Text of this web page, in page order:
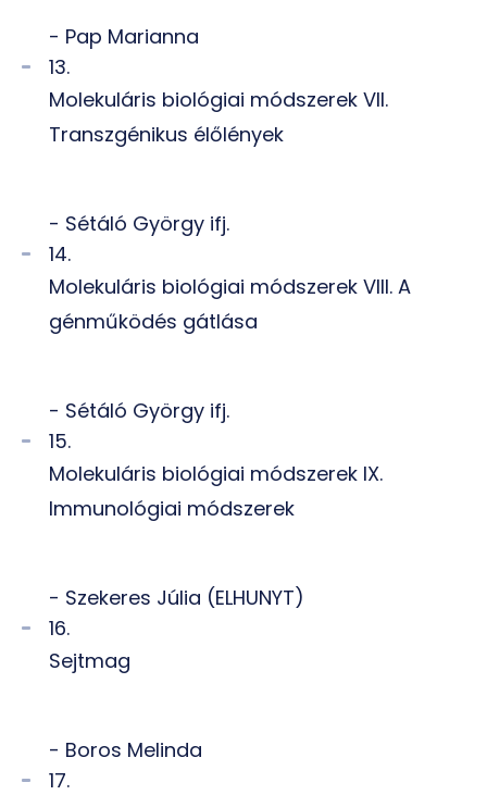
- Pap Marianna
13.
Molekuláris biológiai módszerek VII.
Transzgénikus élőlények
- Sétáló György ifj.
14.
Molekuláris biológiai módszerek VIII. A
génműködés gátlása
- Sétáló György ifj.
15.
Molekuláris biológiai módszerek IX.
Immunológiai módszerek
- Szekeres Júlia (ELHUNYT)
16.
Sejtmag
- Boros Melinda
17.